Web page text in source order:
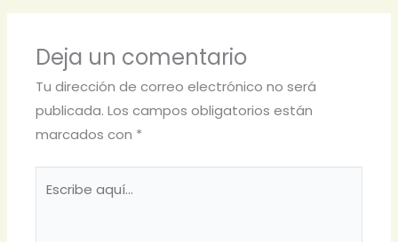
Deja un comentario
Tu dirección de correo electrónico no será
publicada. Los campos obligatorios están
marcados con *